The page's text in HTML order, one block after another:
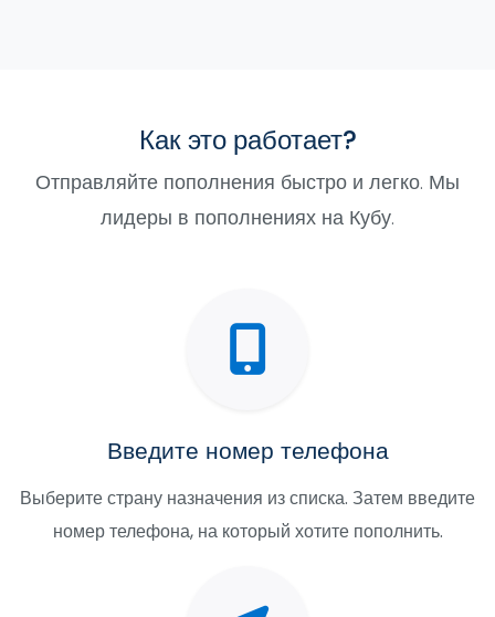
Как это работает?
Отправляйте пополнения быстро и легко. Мы
лидеры в пополнениях на Кубу.
Введите номер телефона
Выберите страну назначения из списка. Затем введите
номер телефона, на который хотите пополнить.